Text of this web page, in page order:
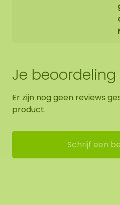
Je
Er zijn nog geen reviews
product.
Schrijf een